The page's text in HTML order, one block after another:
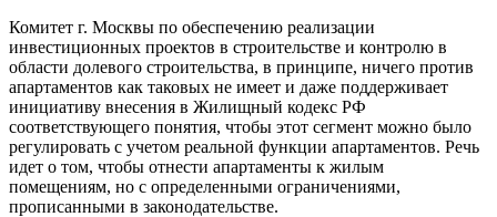
Комитет г. Москвы по обеспечению реализации
инвестиционных проектов в строительстве и контролю в
области долевого строительства, в принципе, ничего против
апартаментов как таковых не имеет и даже поддерживает
инициативу внесения в Жилищный кодекс РФ
соответствующего понятия, чтобы этот сегмент можно было
регулировать с учетом реальной функции апартаментов. Речь
идет о том, чтобы отнести апартаменты к жилым
помещениям, но с определенными ограничениями,
прописанными в законодательстве.